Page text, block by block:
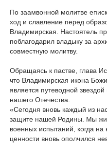
По заамвонной молитве
ход и славление перед
Владимирская. Настоятель
поблагодарил владыку за
совместную молитву.
Обращаясь к пастве, глава
что Владимирская икона
является путеводной
нашего Отечества.
«Сегодня вновь каждый из
защите нашей Родины. Мы
военных испытаний, когда
ценности вновь ополчился